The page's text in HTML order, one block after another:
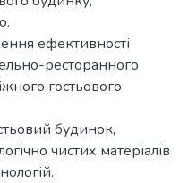
ефективності
ресторанного
гостьового
будинок,
чистих матеріалів